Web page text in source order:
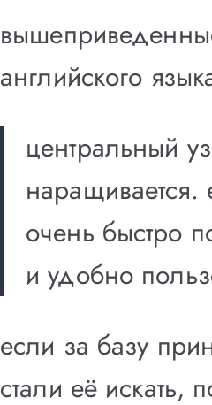
английского
центральный
наращивается.
очень быстро
и удобно
если за базу
стали её искать,